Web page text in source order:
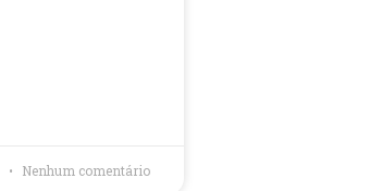
Nenhum comentário